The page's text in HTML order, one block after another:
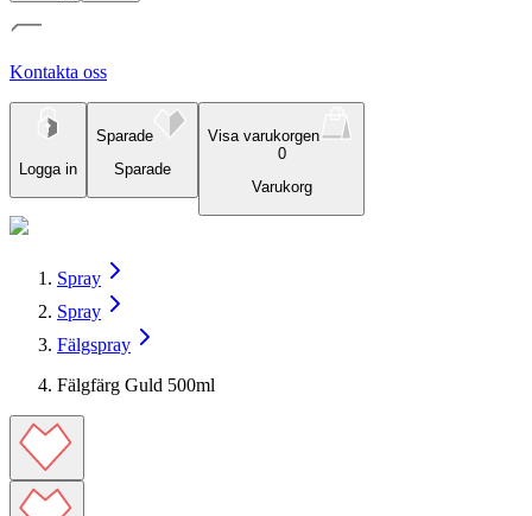
Kontakta oss
Logga in
Sparade
Sparade
Visa varukorgen
0
Varukorg
Spray
Spray
Fälgspray
Fälgfärg Guld 500ml